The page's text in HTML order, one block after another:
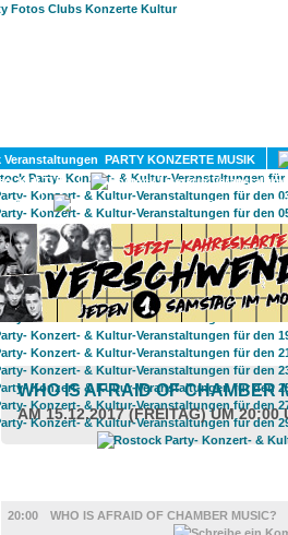
PARTY KONZERTE MUSIK
KULTUR
GAY
WHO IS AFRAID OF CHAMBER
AM 15.12.2017 (FREITAG) UM 20:00
20:00
WHO IS AFRAID OF CHAMBER MUSIC?